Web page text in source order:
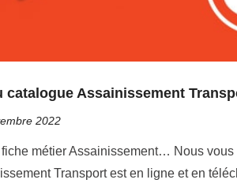
catalogue Assainissement
2022
métier Assainissement… Nous
Transport est en ligne et en